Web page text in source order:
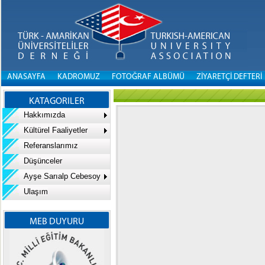
ANASAYFA KADROMUZ FOTOĞRAF ALBÜMÜ ZİYARETÇİ DEFTERİ
KATAGORILER
Hakkımızda
Kültürel Faaliyetler
Referanslarımız
Düşünceler
Ayşe Sarıalp Cebesoy
Ulaşım
MEB DUYURU